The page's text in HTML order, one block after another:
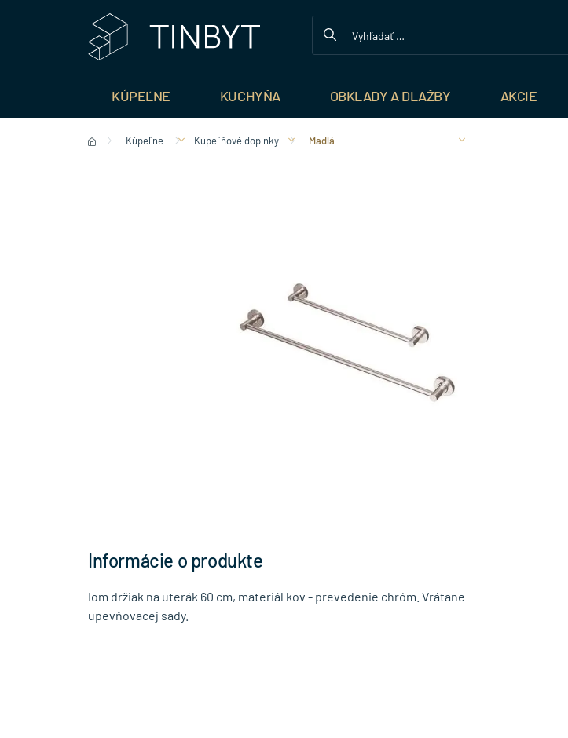
KÚPEĽNE KUCHYŇA OBKLADY A DLAŽBY AKCIE
Kúpeľne Kúpeľňové doplnky Madlá
Informácie o produkte
Iom držiak na uterák 60 cm, materiál kov - prevedenie chróm. Vrátane
upevňovacej sady.